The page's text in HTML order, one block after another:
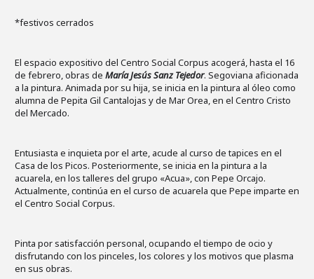
*festivos cerrados
El espacio expositivo del Centro Social Corpus acogerá, hasta el 16
de febrero, obras de María Jesús Sanz Tejedor. Segoviana aficionada
a la pintura. Animada por su hija, se inicia en la pintura al óleo como
alumna de Pepita Gil Cantalojas y de Mar Orea, en el Centro Cristo
del Mercado.
Entusiasta e inquieta por el arte, acude al curso de tapices en el
Casa de los Picos. Posteriormente, se inicia en la pintura a la
acuarela, en los talleres del grupo «Acua», con Pepe Orcajo.
Actualmente, continúa en el curso de acuarela que Pepe imparte en
el Centro Social Corpus.
Pinta por satisfacción personal, ocupando el tiempo de ocio y
disfrutando con los pinceles, los colores y los motivos que plasma
en sus obras.